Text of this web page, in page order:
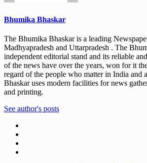
Bhumika Bhaskar
The Bhumika Bhaskar is a leading
Madhyapradesh and Uttarpradesh . The
independent editorial stand and its reliable
of the news have over the years, won for it
regard of the people who matter in India and
Bhaskar uses modern facilities for news
and printing.
See author's posts